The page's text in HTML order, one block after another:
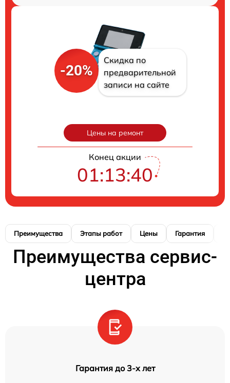
-20%
Скидка по
предварительной
записи на сайте
Цены на ремонт
Конец акции
01:13:39
Преимущества Этапы работ Цены Гарантия
Преимущества сервис-
центра
Гарантия до 3-х лет